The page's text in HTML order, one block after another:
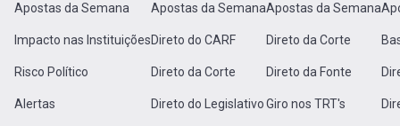
Apostas da Semana
Impacto nas Instituições
Risco Político
Alertas
Apostas da Semana
Direto do CARF
Direto da Corte
Direto do Legislativo
Apostas da Semana
Direto da Corte
Direto da Fonte
Giro nos TRT's